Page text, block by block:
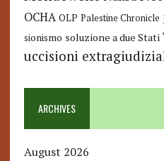
OCHA OLP Palestine Chronicle
sionismo soluzione a due Stati
uccisioni
ARCHIVES
August 2026